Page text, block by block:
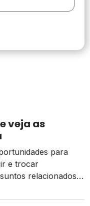
veja as
para
e trocar
relacionados
pleno